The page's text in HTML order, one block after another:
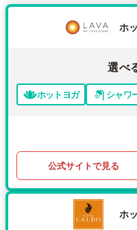
ホ
選べ
ホットヨガ シャワ
公式サイトで見る
ホ